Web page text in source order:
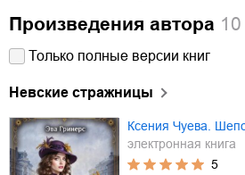
Произведения автора 10
Только полные версии книг
Невские стражницы
Ксения Чуева.
электронная книга
5